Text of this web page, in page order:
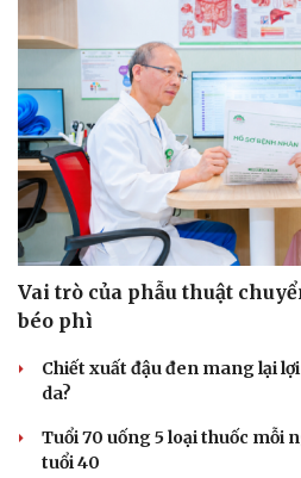
Vai trò của phẫu thuật
béo phì
Chiết xuất đậu đen mang lại
da?
Tuổi 70 uống 5 loại thuốc mỗi
tuổi 40